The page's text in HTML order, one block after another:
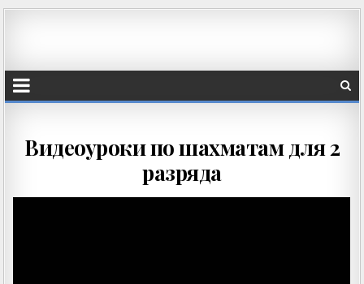
Видеоуроки по шахматам для 2
разряда